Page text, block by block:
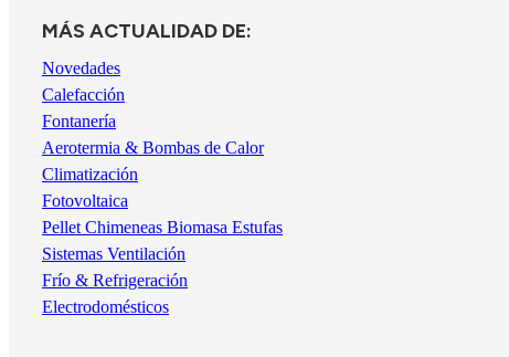
MÁS ACTUALIDAD DE:
Novedades
Calefacción
Fontanería
Aerotermia & Bombas de Calor
Climatización
Fotovoltaica
Pellet Chimeneas Biomasa Estufas
Sistemas Ventilación
Frío & Refrigeración
Electrodomésticos